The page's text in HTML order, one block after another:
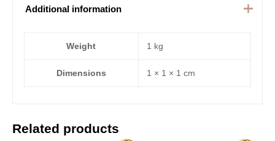
Additional information
Weight 1 kg
Dimensions 1 × 1 × 1 cm
Related products